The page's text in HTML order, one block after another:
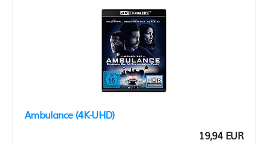
Ambulance (4K-UHD)
19,94 EUR